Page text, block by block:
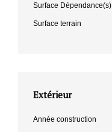
Surface Dépendance(s)
Surface terrain
Extérieur
Année construction